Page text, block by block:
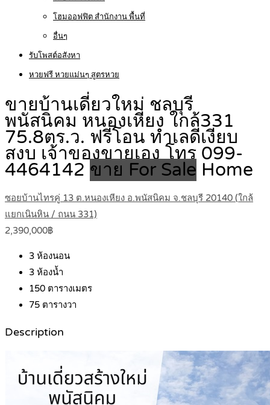
โฮมออฟฟิต สำนักงาน พื้นที่
อื่นๆ
รับโพสต์อสังหา
หวยฟรี หวยแม่นๆ สูตรหวย
ขายบ้านเดี่ยวใหม่ ชลบุรี
พนัสนิคม หนองเหียง ใกล้331
75.8ตร.ว. ฟรีโอน ทำเลดีเงียบ
สงบ เจ้าของขายเอง โทร 099-
4464142 ขาย For Sale Home
ซอยบ้านไทรคู่ 13 ต.หนองเหียง อ.พนัสนิคม จ.ชลบุรี 20140 (ใกล้
แยกเนินหิน / ถนน 331)
2,390,000฿
3 ห้องนอน
3 ห้องน้ำ
150 ตารางเมตร
75 ตารางวา
Description